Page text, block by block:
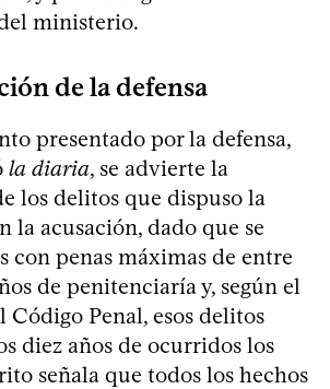
ministerio.
de la defensa
presentado por la defensa,
la diaria, se advierte la
los delitos que dispuso la
la acusación, dado que se
con penas máximas de entre
de penitenciaría y, según el
Código Penal, esos delitos
diez años de ocurridos los
señala que todos los hechos